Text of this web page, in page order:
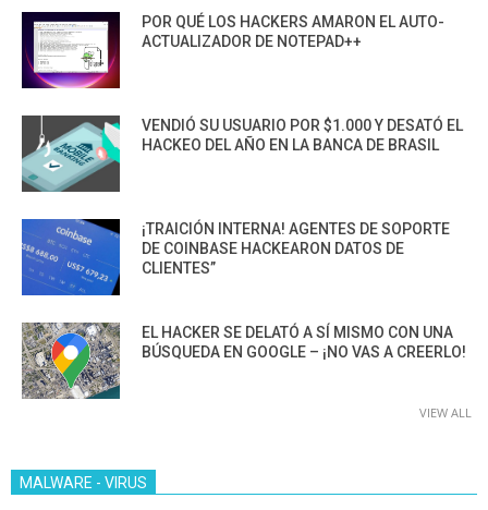
POR QUÉ LOS HACKERS AMARON EL AUTO-
ACTUALIZADOR DE NOTEPAD++
VENDIÓ SU USUARIO POR $1.000 Y DESATÓ EL
HACKEO DEL AÑO EN LA BANCA DE BRASIL
¡TRAICIÓN INTERNA! AGENTES DE SOPORTE
DE COINBASE HACKEARON DATOS DE
CLIENTES”
EL HACKER SE DELATÓ A SÍ MISMO CON UNA
BÚSQUEDA EN GOOGLE – ¡NO VAS A CREERLO!
VIEW ALL
MALWARE - VIRUS